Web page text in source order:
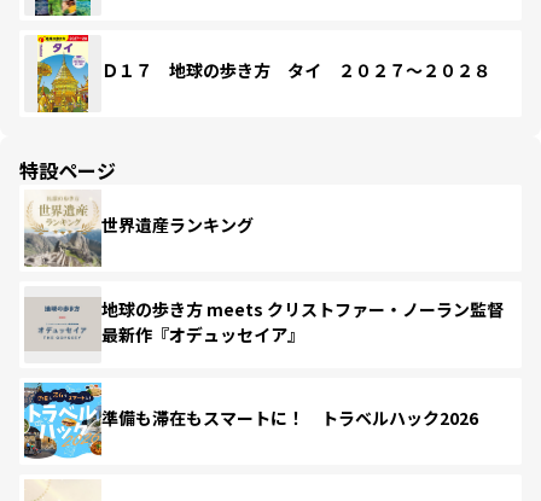
Ｄ１７ 地球の歩き方 タイ ２０２７～２０２８
特設ページ
世界遺産ランキング
地球の歩き方 meets クリストファー・ノーラン監督
最新作『オデュッセイア』
準備も滞在もスマートに！ トラベルハック2026